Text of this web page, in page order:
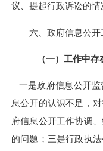
议、提起行政诉讼的情
六、政府信息公
（一）工作中
一是政府信息公开监
息公开的认识不足，
府信息公开工作协调
的问题；三是行政执